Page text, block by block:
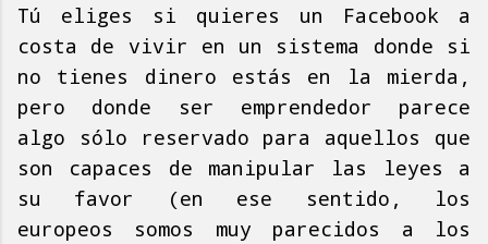
Tú eliges si quieres un Facebook a
costa de vivir en un sistema donde si
no tienes dinero estás en la mierda,
pero donde ser emprendedor parece
algo sólo reservado para aquellos que
son capaces de manipular las leyes a
su favor (en ese sentido, los
europeos somos muy parecidos a los